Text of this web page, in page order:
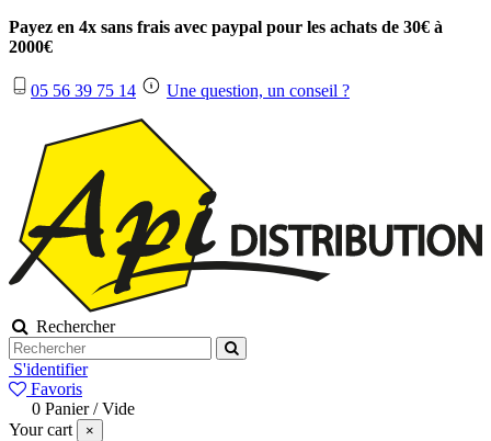
Payez en 4x sans frais avec paypal pour les achats de 30€ à
2000€
05 56 39 75 14 Une question, un conseil ?
Rechercher
S'identifier
Favoris
0 Panier /Vide
Your cart
×